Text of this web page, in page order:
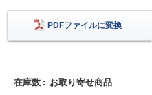
PDFファイルに変換
在庫数 お取り寄せ商品